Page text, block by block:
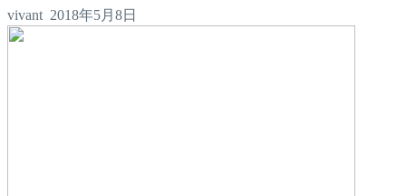
vivant 2018年5月8日